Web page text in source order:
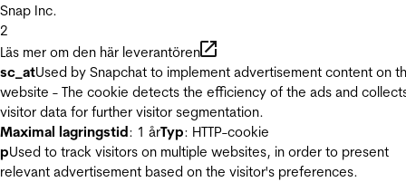
Snap Inc.
2
Läs mer om den här leverantören
sc_atUsed by Snapchat to implement advertisement content on
website - The cookie detects the efficiency of the ads and
visitor data for further visitor segmentation.
Maximal lagringstid: 1 årTyp: HTTP-cookie
pUsed to track visitors on multiple websites, in order to present
relevant advertisement based on the visitor's preferences.